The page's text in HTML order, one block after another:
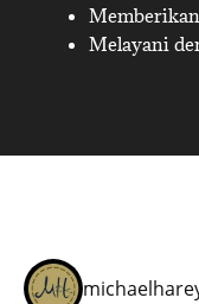
Melayani